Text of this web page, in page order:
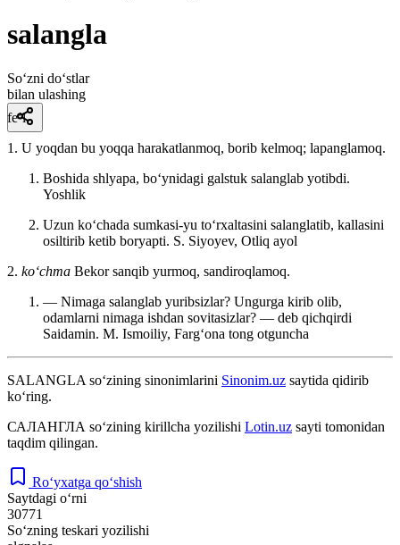
salangla
So‘zni do‘stlar
bilan ulashing
fe’l
1. U yoqdan bu yoqqa harakatlanmoq, borib kelmoq; lapanglamoq.
Boshida shlyapa, boʻynidagi galstuk salanglab yotibdi.
Yoshlik
Uzun koʻchada sumkasi-yu toʻrxaltasini salanglatib, kallasini
osiltirib ketib boryapti. S. Siyoyev, Otliq ayol
2. koʻchma Bekor sanqib yurmoq, sandiroqlamoq.
— Nimaga salanglab yuribsizlar? Ungurga kirib olib,
odamlarni nimaga ishdan sovitasizlar? — deb qichqirdi
Saidamin. M. Ismoiliy, Fargʻona tong otguncha
SALANGLA so‘zining sinonimlarini Sinonim.uz saytida qidirib
ko‘ring.
САЛАНГЛА so‘zining kirillcha yozilishi Lotin.uz sayti tomonidan
taqdim qilingan.
Ro‘yxatga qo‘shish
Saytdagi o‘rni
30771
So‘zning teskari yozilishi